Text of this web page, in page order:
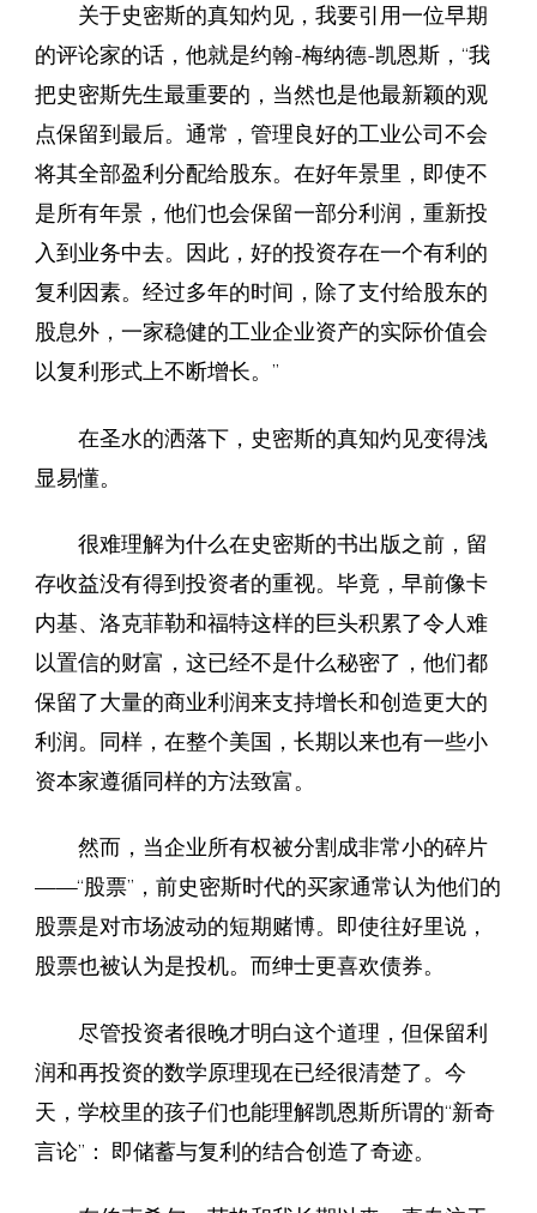
关于史密斯的真知灼见，我要引用一位早期
的评论家的话，他就是约翰-梅纳德-凯恩斯，“我
把史密斯先生最重要的，当然也是他最新颖的观
点保留到最后。通常，管理良好的工业公司不会
将其全部盈利分配给股东。在好年景里，即使不
是所有年景，他们也会保留一部分利润，重新投
入到业务中去。因此，好的投资存在一个有利的
复利因素。经过多年的时间，除了支付给股东的
股息外，一家稳健的工业企业资产的实际价值会
以复利形式上不断增长。”
在圣水的洒落下，史密斯的真知灼见变得浅
显易懂。
很难理解为什么在史密斯的书出版之前，留
存收益没有得到投资者的重视。毕竟，早前像卡
内基、洛克菲勒和福特这样的巨头积累了令人难
以置信的财富，这已经不是什么秘密了，他们都
保留了大量的商业利润来支持增长和创造更大的
利润。同样，在整个美国，长期以来也有一些小
资本家遵循同样的方法致富。
然而，当企业所有权被分割成非常小的碎片
——“股票”，前史密斯时代的买家通常认为他们的
股票是对市场波动的短期赌博。即使往好里说，
股票也被认为是投机。而绅士更喜欢债券。
尽管投资者很晚才明白这个道理，但保留利
润和再投资的数学原理现在已经很清楚了。今
天，学校里的孩子们也能理解凯恩斯所谓的“新奇
言论”： 即储蓄与复利的结合创造了奇迹。